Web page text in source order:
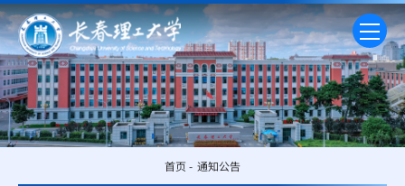
首页 - 通知公告